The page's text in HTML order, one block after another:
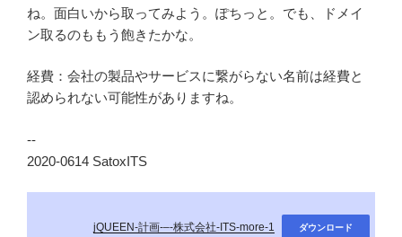
ね。面白いから取ってみよう。ぽちっと。でも、ドメイ
ン取るのももう飽きたかな。
経費：会社の製品やサービスに繋がらない名前は経費と
認められない可能性がありますね。
--
2020-0614 SatoxITS
jQUEEN-計画-–-株式会社-ITS-more-1 ダウンロード